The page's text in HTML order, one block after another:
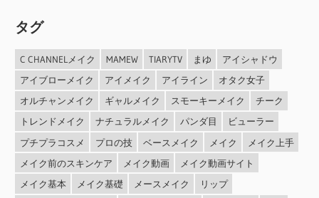
タグ
C CHANNELメイク MAMEW TIARYTV まゆ
アイシャドウ
アイブローメイク
アイメイク アイライン
オタク女子
オルチャンメイク
ギャルメイク スモーキーメイク
チーク
トレンドメイク
ナチュラルメイク パンダ目
ビューラー
プチプラコスメ
プロの技 ベースメイク メイク
メイク上手
メイク前のスキンケア
メイク動画
メイク動画サイト
メイク基本
メイク基礎 メースメイク
リップ